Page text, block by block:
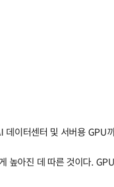
이터센터 및 서버용 GPU
아진 데 따른 것이다.